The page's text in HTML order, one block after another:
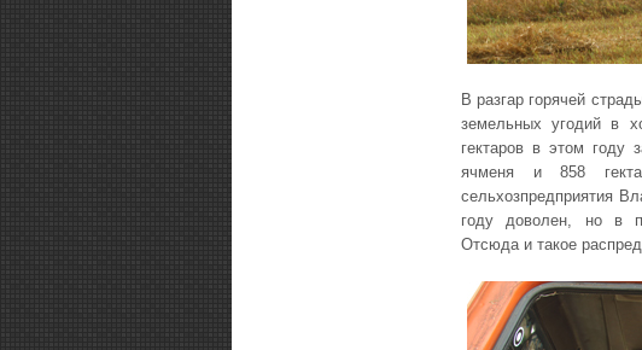
В разгар горячей
земельных угодий в
гектаров в этом году
ячменя и 858
сельхозпредприятия
году доволен, но в
Отсюда и такое